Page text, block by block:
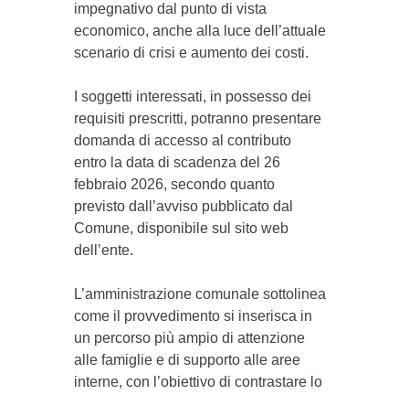
impegnativo dal punto di vista
economico, anche alla luce dell’attuale
scenario di crisi e aumento dei costi.
I soggetti interessati, in possesso dei
requisiti prescritti, potranno presentare
domanda di accesso al contributo
entro la data di scadenza del 26
febbraio 2026, secondo quanto
previsto dall’avviso pubblicato dal
Comune, disponibile sul sito web
dell’ente.
L’amministrazione comunale sottolinea
come il provvedimento si inserisca in
un percorso più ampio di attenzione
alle famiglie e di supporto alle aree
interne, con l’obiettivo di contrastare lo